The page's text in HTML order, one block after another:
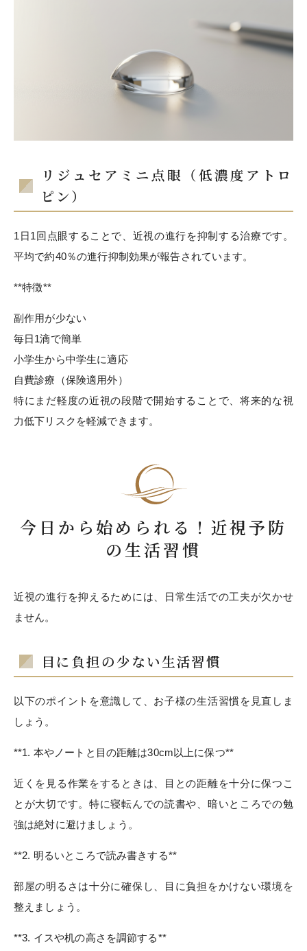
リジュセアミニ点眼（低濃度アトロ
ピン）
1日1回点眼することで、近視の進行を抑制する治療です。
平均で約40％の進行抑制効果が報告されています。
**特徴**
副作用が少ない
毎日1滴で簡単
小学生から中学生に適応
自費診療（保険適用外）
特にまだ軽度の近視の段階で開始することで、将来的な視
力低下リスクを軽減できます。
今日から始められる！近視予防
の生活習慣
近視の進行を抑えるためには、日常生活での工夫が欠かせ
ません。
目に負担の少ない生活習慣
以下のポイントを意識して、お子様の生活習慣を見直しま
しょう。
**1. 本やノートと目の距離は30cm以上に保つ**
近くを見る作業をするときは、目との距離を十分に保つこ
とが大切です。特に寝転んでの読書や、暗いところでの勉
強は絶対に避けましょう。
**2. 明るいところで読み書きする**
部屋の明るさは十分に確保し、目に負担をかけない環境を
整えましょう。
**3. イスや机の高さを調節する**